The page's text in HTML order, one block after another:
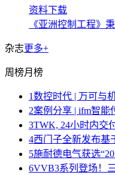
资料下载
《亚洲控制工程》
杂志更多+
周榜月榜
1数控时代 | 万可与
2案例分享 | ifm智能
3TWK, 24小时内交
4西门子全新发布基
5施耐德电气获选
6VVB3系列登场！